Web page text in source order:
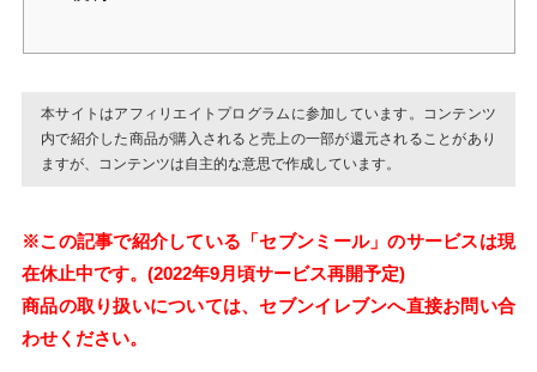
本サイトはアフィリエイトプログラムに参加しています。コンテンツ
内で紹介した商品が購入されると売上の一部が還元されることがあり
ますが、コンテンツは自主的な意思で作成しています。
※この記事で紹介している「セブンミール」のサービスは現
在休止中です。(2022年9月頃サービス再開予定)
商品の取り扱いについては、セブンイレブンへ直接お問い合
わせください。